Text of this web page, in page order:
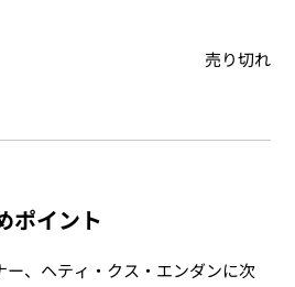
売り切れ
ポイント
、ヘティ・クス・エンダンに次